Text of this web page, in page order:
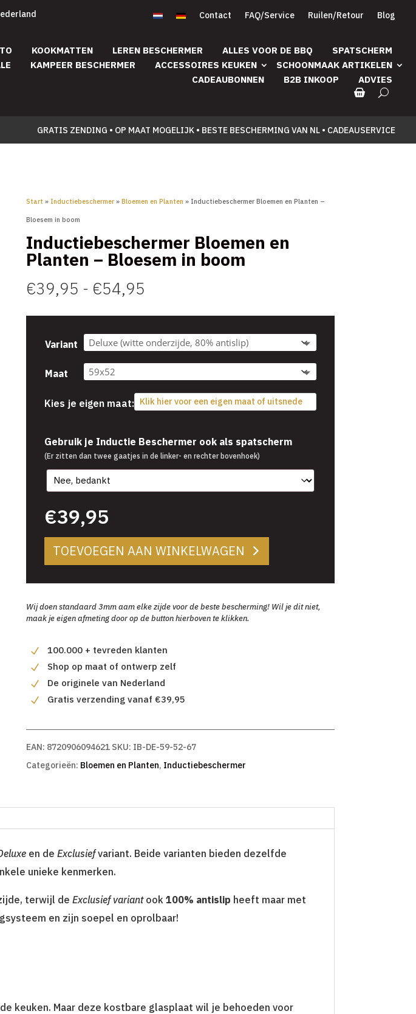
Contact FAQ/Service Ruilen/Retour Blog
KOOKMATTEN LEREN BESCHERMER ALLES VOOR DE BBQ
SPATSCHERM
KAMPEER BESCHERMER ACCESSOIRES KEUKEN
SCHOONMAAK ARTIKELEN
CADEAUBONNEN
B2B INKOOP ADVIES
GRATIS ZENDING • OP MAAT MOGELIJK • BESTE BESCHERMING VAN NL • CADEAUSERVICE
Start » Inductiebeschermer» Bloemen en Planten » Inductiebeschermer Bloemen en Planten –
Bloesem in boom
Inductiebeschermer Bloemen en
Planten – Bloesem in boom
€39,95 - €54,95
€54,95
Variant
Maat
Kies je eigen maat: Klik hier voor een eigen maat of uitsnede
€39,95
Gebruik je Inductie Beschermer ook als spatscherm
(Er zitten dan twee gaatjes in de linker- en rechter bovenhoek)
€39,95
TOEVOEGEN AAN WINKELWAGEN
Wij doen standaard 3mm aam elke zijde voor de beste bescherming! Wil je dit niet,
maak je eigen afmeting door op de button hierboven te klikken.
100.000 + tevreden klanten
Shop op maat of ontwerp zelf
De originele van Nederland
Gratis verzending vanaf €39,95
EAN: 8720906094621 SKU: IB-DE-59-52-67
Categorieën: Bloemen en Planten, Inductiebeschermer
en deExclusiefvariant. Beide varianten bieden dezelfde
unieke kenmerken.
terwijl deExclusief variantook100% antislip heeft maar met
en zijn soepel en oprolbaar!
keuken. Maar deze kostbare glasplaat wil je behoeden voor